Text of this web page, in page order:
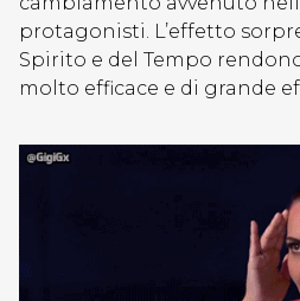
protagonisti. L’effetto
Spirito e del Tempo
molto efficace e di grande